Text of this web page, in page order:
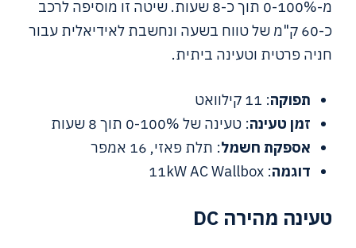
מ-0-100% תוך כ-8 שעות. שיטה זו מוסיפה לרכב
כ-60 ק"מ של טווח בשעה ונחשבת לאידיאלית עבור
חניה פרטית וטעינה ביתית.
תפוקה: 11 קילוואט
זמן טעינה: טעינה של 0-100% תוך 8 שעות
אספקת חשמל: תלת פאזי, 16 אמפר
דוגמה: 11kW AC Wallbox
טעינה מהירה DC